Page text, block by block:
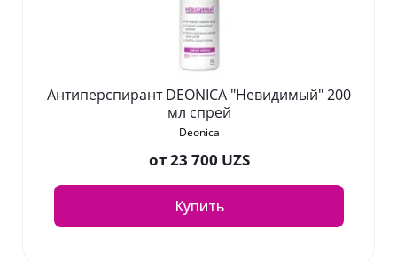
Антиперспирант DEONICA "Невидимый" 200
мл спрей
Deonica
от23 700 UZS
Купить